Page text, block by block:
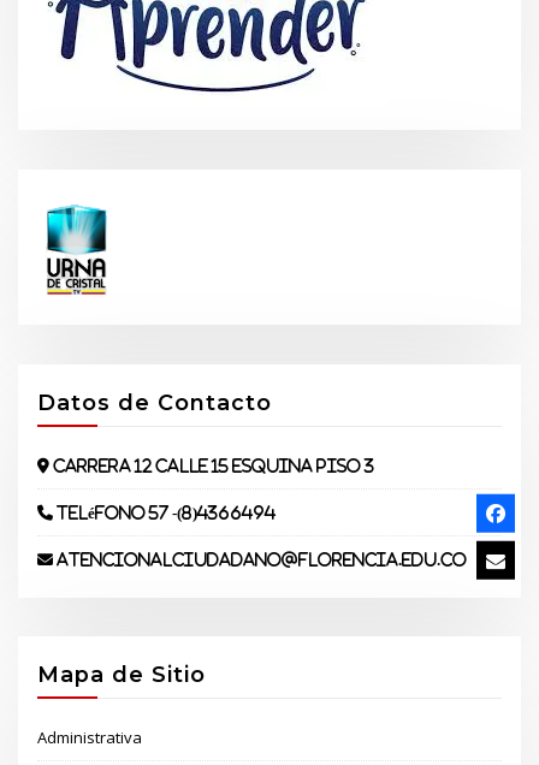
Datos de Contacto
Carrera 12 Calle 15 Esquina piso 3
Teléfono 57 -(8)4366494
atencionalciudadano@florencia.edu.co
Mapa de Sitio
Administrativa